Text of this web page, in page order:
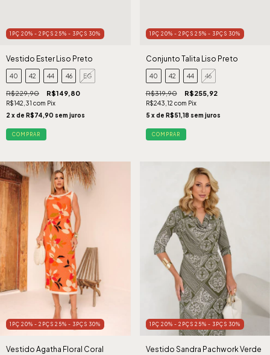
1PÇ 20% - 2PÇS 25% - 3PÇS 30%
Vestido Ester Liso Preto
40 42 44 46 EG
R$229,90 R$149,80
R$142,31 com Pix
2 x de R$74,90 sem juros
COMPRAR
1PÇ 20% - 2PÇS 25% - 3PÇS 30%
Conjunto Talita Liso Preto
40 42 44 46
R$319,90 R$255,92
R$243,12 com Pix
5 x de R$51,18 sem juros
COMPRAR
1PÇ 20% - 2PÇS 25% - 3PÇS 30%
Vestido Agatha Floral Coral
1PÇ 20% - 2PÇS 25% - 3PÇS 30%
Vestido Sandra Pachwork Verde